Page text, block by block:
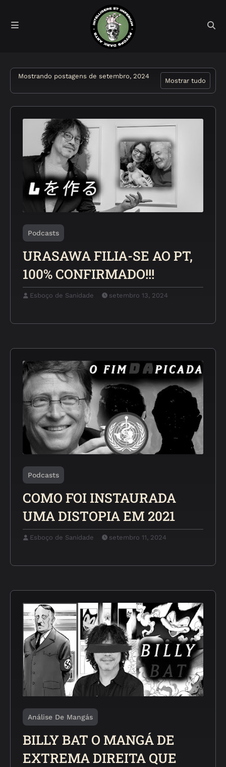
Mostrando postagens de setembro, 2024
Mostrar tudo
Podcasts
URASAWA FILIA-SE AO PT,
100% CONFIRMADO!!!
Esboço de Sanidade setembro 13, 2024
Podcasts
COMO FOI INSTAURADA
UMA DISTOPIA EM 2021
Esboço de Sanidade setembro 11, 2024
Análise De Mangás
BILLY BAT O MANGÁ DE
EXTREMA DIREITA QUE